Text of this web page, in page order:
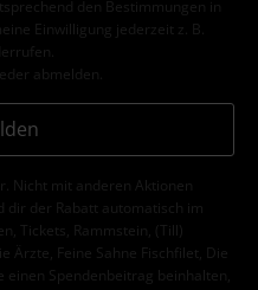
den Bestimmungen in
Einwilligung jederzeit z. B.
abmelden.
Nicht mit anderen Aktionen
dir der Rabatt automatisch im
Tickets, Rammstein, (Till)
Ärzte, Feine Sahne Fischfilet, Die
einen Spendenbeitrag beinhalten,